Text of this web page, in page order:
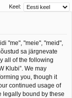
se
er
s
Keel:
"me", "meie", "meid",
sa järgnevate
all of the following
Klubi”. We may
you, though it
continued usage of
legally bound by these